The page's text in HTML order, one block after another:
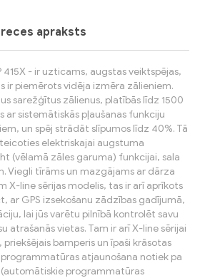
apraksts
- ir uzticams, augstas veiktspējas,
ir piemērots vidēja izmēra zālieniem.
sarežģītus zālienus, platībās līdz 1500
ar sistemātiskās pļaušanas funkciju
un spēj strādāt slīpumos līdz 40%. Tā
elektriskajai augstuma
(vēlamā zāles garuma) funkcijai, sala
Viegli tīrāms un mazgājams ar dārza
X-line sērijas modelis, tas ir arī aprīkots
ar GPS izsekošanu zādzības gadījumā,
lai jūs varētu pilnībā kontrolēt savu
atrašanās vietas. Tam ir arī X-line sērijai
priekšējais bamperis un īpaši krāsotas
atjaunošana notiek pa
programmatūras